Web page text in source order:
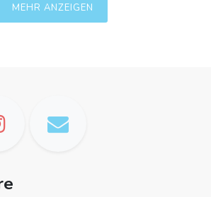
MEHR ANZEIGEN